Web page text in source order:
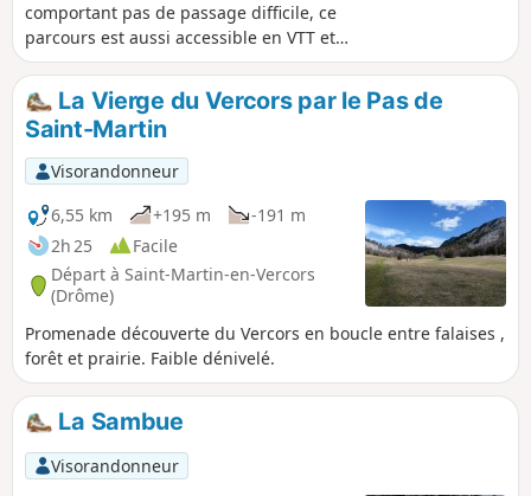
comportant pas de passage difficile, ce
parcours est aussi accessible en VTT et
la diversité des sentiers sur le secteur
permet d'être particulièrement seul
avec la nature sur de nombreuses
portions. Le circuit suit, en sens inverse,
le sentier balisé de raquette n°2 qui
relie en hiver l'Auberge de la Glisse
(départ des pistes de ski de fond) à
l'Auberge de Malaterre.
La Vierge du Vercors par le Pas de
Saint-Martin
Visorandonneur
6,55 km
+195 m
-191 m
2h 25
Facile
Départ à Saint-Martin-en-Vercors
(Drôme)
Promenade découverte du Vercors en boucle entre falaises ,
forêt et prairie. Faible dénivelé.
La Sambue
Visorandonneur